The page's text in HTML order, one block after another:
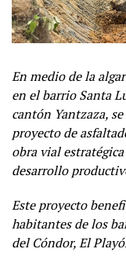
En medio de la
en el barrio Santa
cantón Yantzaza,
proyecto de
obra vial
desarrollo
Este proyecto
habitantes de los
del Cóndor, El